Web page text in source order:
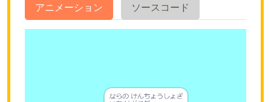
アニメーション ソースコード